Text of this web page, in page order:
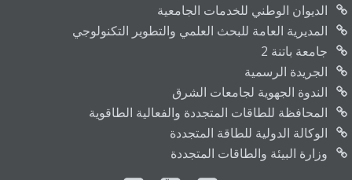
الديوان الوطني للخدمات الجامعية
المديرية العامة للبحث العلمي والتطوير التكنولوجي
جامعة باتنة 2
الجريدة الرسمية
الندوة الجهوية لجامعات الشرق
المحافظة للطاقات المتجددة والفعالية الطاقوية
الوكالة الدولية للطاقة المتجددة
وزارة البيئة والطاقات المتجددة